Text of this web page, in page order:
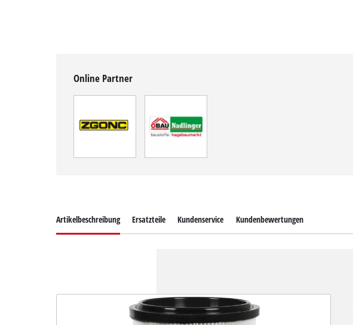
Online Partner
Artikelbeschreibung Ersatzteile Kundenservice Kundenbewertungen